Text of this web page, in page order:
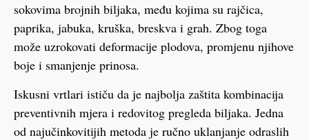
sokovima brojnih biljaka, među kojima su rajčica,
paprika, jabuka, kruška, breskva i grah. Zbog toga
može uzrokovati deformacije plodova, promjenu njihove
boje i smanjenje prinosa.
Iskusni vrtlari ističu da je najbolja zaštita kombinacija
preventivnih mjera i redovitog pregleda biljaka. Jedna
od najučinkovitijih metoda je ručno uklanjanje odraslih